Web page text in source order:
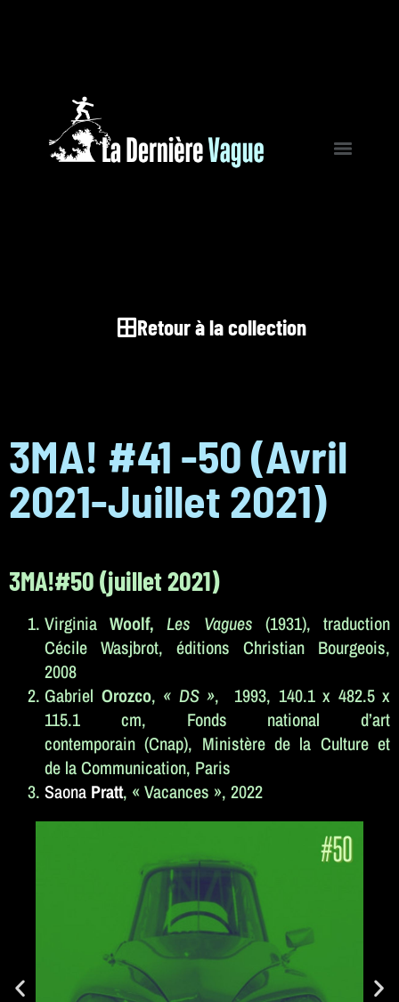
Retour à la collection
3MA! #41 -50 (Avril
2021-Juillet 2021)
3MA!#50 (juillet 2021)
VirginiaWoolf, Les Vagues (1931), traduction
Cécile Wasjbrot, éditions Christian Bourgeois,
2008
Gabriel Orozco, « DS », 1993, 140.1 x 482.5 x
115.1 cm, Fonds national d’art
contemporain (Cnap), Ministère de la Culture et
de la Communication, Paris
Saona Pratt, « Vacances », 2022